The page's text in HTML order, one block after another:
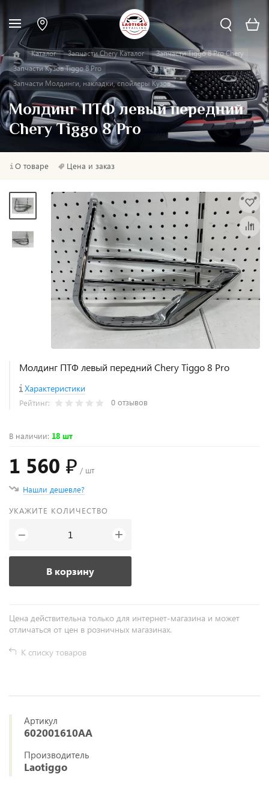
Каталог Запчасти Chery Каталог
Запчасти Tiggo 8 Pro Chery
Запчасти Кузов Tiggo 8 Pro
Запчасти Молдинги, накладки, спойлеры Кузов
Молдинг ПТФ левый передний
Chery Tiggo 8 Pro
О товаре Цена и заказ
Молдинг ПТФ левый передний Chery Tiggo 8 Pro
Характеристики
Рейтинг: 0 отзывов
В наличии: 18 шт
1 560 ₽ / шт
Нашли дешевле?
УКАЖИТЕ КОЛИЧЕСТВО
− +
В корзину
Цена действительна только для интернет-магазина и может
отличаться от цен в розничных магазинах.
К списку товаров
Артикул
602001610AA
Производитель
Laotiggo